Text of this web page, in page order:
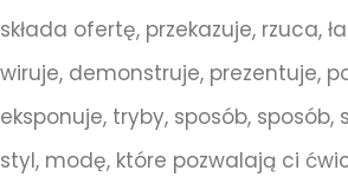
składa ofertę, przekazuje, rzuca,
wiruje, demonstruje, prezentuje,
eksponuje, tryby, sposób, sposób,
styl, modę, które pozwalają ci